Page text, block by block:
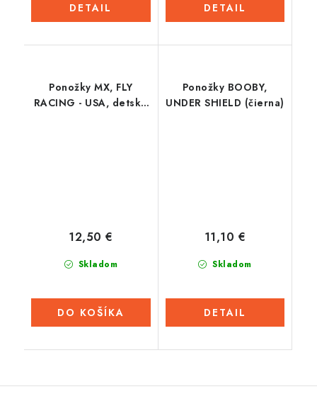
DETAIL DETAIL
Ponožky MX, FLY
RACING - USA, detské
Skladom
12,50 €
DO KOŠÍKA
Ponožky BOOBY,
UNDER SHIELD (čierna)
Skladom
11,10 €
DETAIL